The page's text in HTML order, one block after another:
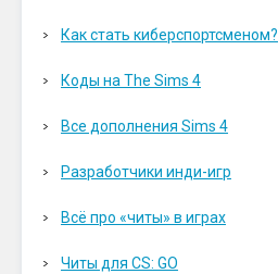
Как стать киберспортсменом?
Коды на The Sims 4
Все дополнения Sims 4
Разработчики инди-игр
Всё про «читы» в играх
Читы для CS: GO